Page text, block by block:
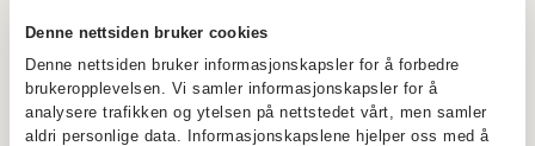
Denne nettsiden bruker cookies
Denne nettsiden bruker informasjonskapsler for å forbedre
brukeropplevelsen. Vi samler informasjonskapsler for å
analysere trafikken og ytelsen på nettstedet vårt, men samler
aldri personlige data. Informasjonskapslene hjelper oss med å
Karakter: 3.0 av 5 mulige
Andre kjøpte også